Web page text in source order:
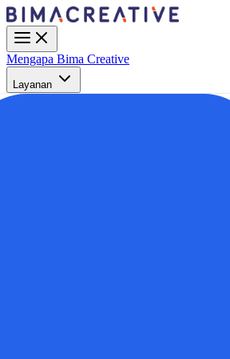
Mengapa Bima Creative
Layanan